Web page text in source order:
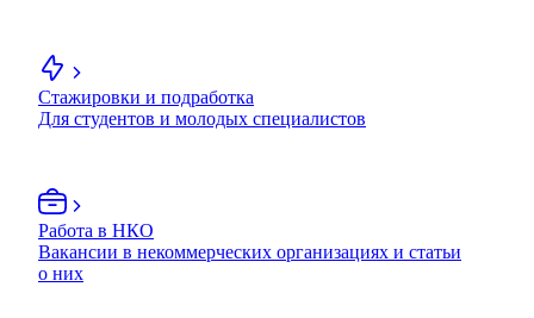
Стажировки и подработка
Для студентов и молодых специалистов
Работа в НКО
Вакансии в некоммерческих организациях и статьи
о них